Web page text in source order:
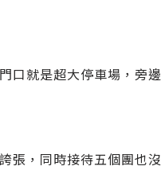
就是超大停車場，旁
張，同時接待五個團也